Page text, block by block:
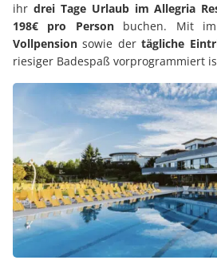
ihr drei Tage Urlaub im Allegria
198€ pro Personbuchen. Mit im
Vollpension sowie dertägliche
riesiger Badespaß vorprogrammiert